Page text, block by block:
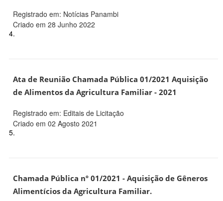
Registrado em: Notícias Panambi
Criado em 28 Junho 2022
4.
Ata de Reunião Chamada Pública 01/2021 Aquisição
de Alimentos da Agricultura Familiar - 2021
Registrado em: Editais de Licitação
Criado em 02 Agosto 2021
5.
Chamada Pública nº 01/2021 - Aquisição de Gêneros
Alimentícios da Agricultura Familiar.